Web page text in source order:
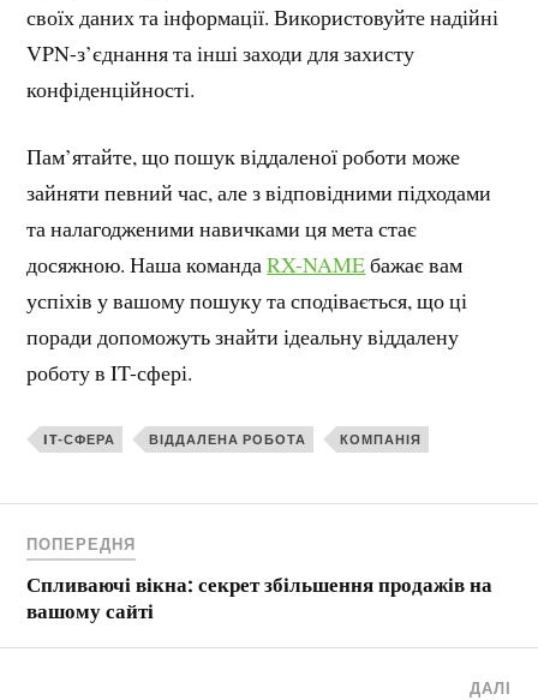
своїх даних та інформації. Використовуйте надійні
VPN-з’єднання та інші заходи для захисту
конфіденційності.
Пам’ятайте, що пошук віддаленої роботи може
зайняти певний час, але з відповідними підходами
та налагодженими навичками ця мета стає
досяжною. Наша командаRX-NAMEбажає вам
успіхів у вашому пошуку та сподівається, що ці
поради допоможуть знайти ідеальну віддалену
роботу в IT-сфері.
IT-СФЕРА ВІДДАЛЕНА РОБОТА КОМПАНІЯ
ПОПЕРЕДНЯ
Спливаючі вікна: секрет збільшення продажів на
вашому сайті
ДАЛІ